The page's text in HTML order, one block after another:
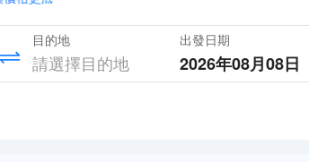
目的地 出發日期
2026年08月08日